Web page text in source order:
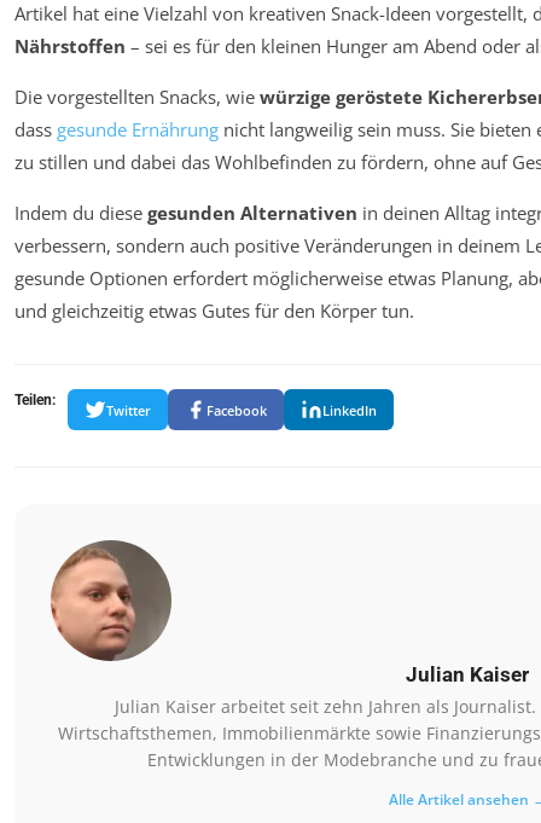
Artikel hat eine Vielzahl von kreativen Snack-Ideen
Nährstoffen – sei es für den kleinen Hunger am Abend oder
Die vorgestellten Snacks, wie würzige geröstete
dass gesunde Ernährung nicht langweilig sein muss. Sie
zu stillen und dabei das Wohlbefinden zu fördern, ohne auf
Indem du diese gesunden Alternativen in deinen Alltag
verbessern, sondern auch positive Veränderungen in deinem
gesunde Optionen erfordert möglicherweise etwas Planung,
und gleichzeitig etwas Gutes für den Körper tun.
Teilen:
Twitter Facebook LinkedIn
Julian Kaiser
Julian Kaiser arbeitet seit zehn Jahren als
Wirtschaftsthemen, Immobilienmärkte sowie
Entwicklungen in der Modebranche und zu
Alle Artikel ansehen